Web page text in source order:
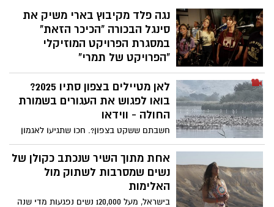
נגה פלד מקיבוץ בארי משיק את
סינגל הבכורה "הכיכר הזאת"
במסגרת הפרויקט המוזיקלי
"הפרויקט של תמרי"
סינגל מקורי ראשון יוצא לאור במסגרת
הפרויקט המוזיקלי "הפרויקט של תמרי" –
יוזמה שמאחדת מוזיקאים מהעוטף וממשיכה
את מורשתה של תמר קדם סימן טוב ז"ל,
שחזר הביתה לאחר 498 ימים בשבי החמאס.
לאן מטיילים בצפון סתיו 2025?
בואו לפגוש את העגורים בשמורת
החולה - ווידאו
חשבתם ששקט בצפון?. חכו שתגיעו לאגמון
החולה שם אלפי עגורים הגיעו בימים אלו
לחניית הביניים של הסתיו. צפו בווידאו ואולי
תחליטו גם אתם לבקר כמונו בצפון המשתקם
לאיטו ותוכלו לצפות בפלא השנתי בו שותפים
אחת מתוך השיר שנכתב כקולן של
נשים שמסרבות לשתוק מול
האלימות
בישראל, מעל 120,000 נשים נפגעות מדי שנה